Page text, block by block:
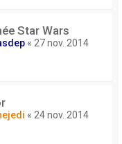
Star Wars
« 27 nov. 2014
« 24 nov. 2014